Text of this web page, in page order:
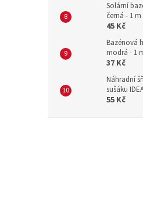
Solární
černá - 1 m
45 Kč
Bazénová
modrá - 1
37 Kč
Náhradní
sušáku
55 Kč